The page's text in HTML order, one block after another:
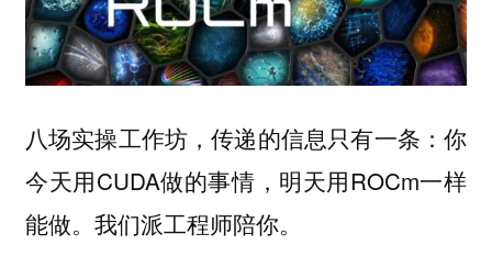
八场实操工作坊，传递的信息只有一条：你
今天用CUDA做的事情，明天用ROCm一样
能做。我们派工程师陪你。